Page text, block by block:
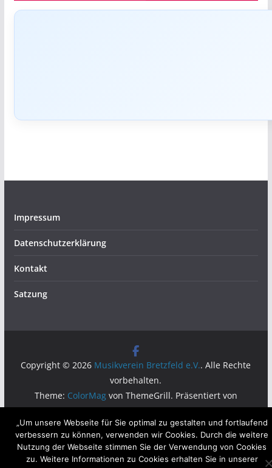
Impressum
Datenschutzerklärung
Kontakt
Satzung
Copyright © 2026 Musikverein Bretzfeld e.V.. Alle Rechte
vorbehalten.
Theme: ColorMagvon ThemeGrill. Präsentiert von
WordPress.
„Um unsere Webseite für Sie optimal zu gestalten und fortlaufend
verbessern zu können, verwenden wir Cookies. Durch die weitere
Nutzung der Webseite stimmen Sie der Verwendung von Cookies
zu. Weitere Informationen zu Cookies erhalten Sie in unserer